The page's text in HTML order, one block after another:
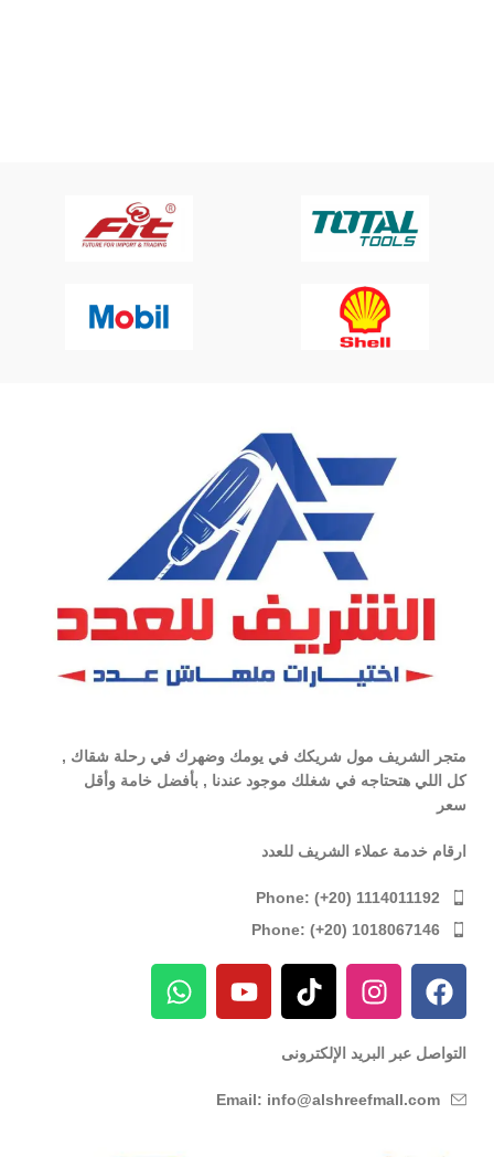
متجر الشريف مول شريكك في يومك وضهرك في رحلة شقاك ,
كل اللي هتحتاجه في شغلك موجود عندنا , بأفضل خامة وأقل
سعر
ارقام خدمة عملاء الشريف للعدد
Phone: (+20) 1114011192
Phone: (+20) 1018067146
التواصل عبر البريد الإلكترونى
Email: info@alshreefmall.com